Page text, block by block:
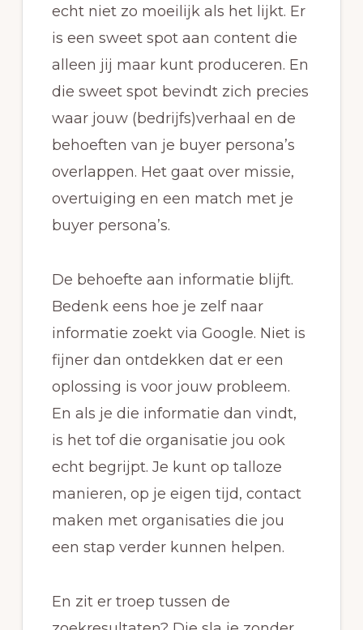
echt niet zo moeilijk als het lijkt. Er
is een sweet spot aan content die
alleen jij maar kunt produceren. En
die sweet spot bevindt zich precies
waar jouw (bedrijfs)verhaal en de
behoeften van je buyer persona’s
overlappen. Het gaat over missie,
overtuiging en een match met je
buyer persona’s.
De behoefte aan informatie blijft.
Bedenk eens hoe je zelf naar
informatie zoekt via Google. Niet is
fijner dan ontdekken dat er een
oplossing is voor jouw probleem.
En als je die informatie dan vindt,
is het tof die organisatie jou ook
echt begrijpt. Je kunt op talloze
manieren, op je eigen tijd, contact
maken met organisaties die jou
een stap verder kunnen helpen.
En zit er troep tussen de